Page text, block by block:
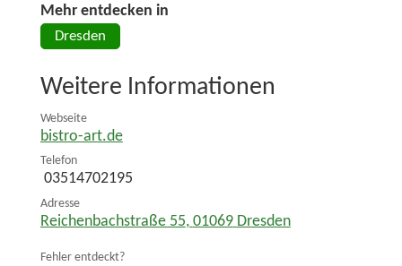
Mehr entdecken in
Dresden
Weitere Informationen
Webseite
bistro-art.de
Telefon
03514702195
Adresse
Reichenbachstraße 55, 01069 Dresden
Fehler entdeckt?